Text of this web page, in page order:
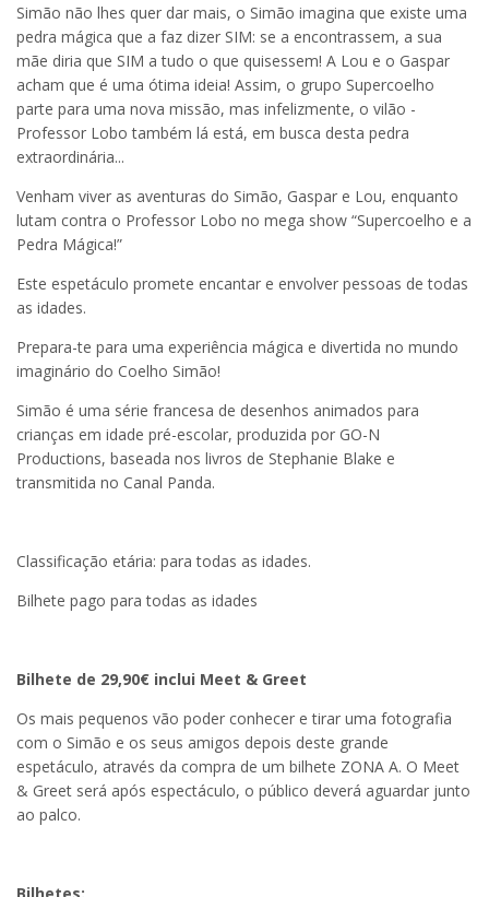
Simão não lhes quer dar mais, o Simão imagina que existe uma
pedra mágica que a faz dizer SIM: se a encontrassem, a sua
mãe diria que SIM a tudo o que quisessem! A Lou e o Gaspar
acham que é uma ótima ideia! Assim, o grupo Supercoelho
parte para uma nova missão, mas infelizmente, o vilão -
Professor Lobo também lá está, em busca desta pedra
extraordinária...
Venham viver as aventuras do Simão, Gaspar e Lou, enquanto
lutam contra o Professor Lobo no mega show “Supercoelho e a
Pedra Mágica!”
Este espetáculo promete encantar e envolver pessoas de todas
as idades.
Prepara-te para uma experiência mágica e divertida no mundo
imaginário do Coelho Simão!
Simão é uma série francesa de desenhos animados para
crianças em idade pré-escolar, produzida por GO-N
Productions, baseada nos livros de Stephanie Blake e
transmitida no Canal Panda.
Classificação etária: para todas as idades.
Bilhete pago para todas as idades
Bilhete de 29,90€ inclui Meet & Greet
Os mais pequenos vão poder conhecer e tirar uma fotografia
com o Simão e os seus amigos depois deste grande
espetáculo, através da compra de um bilhete ZONA A. O Meet
& Greet será após espectáculo, o público deverá aguardar junto
ao palco.
Bilhetes: